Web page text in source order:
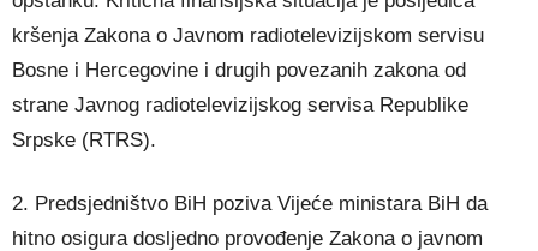
kršenja Zakona o Javnom radiotelevizijskom servisu
Bosne i Hercegovine i drugih povezanih zakona od
strane Javnog radiotelevizijskog servisa Republike
Srpske (RTRS).
2. Predsjedništvo BiH poziva Vijeće ministara BiH da
hitno osigura dosljedno provođenje Zakona o javnom